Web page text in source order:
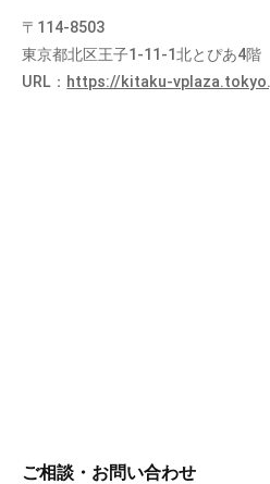
〒114-8503
東京都北区王子1-11-1北とぴあ4階
URL： https://kitaku-
ご相談・お問い合わせ